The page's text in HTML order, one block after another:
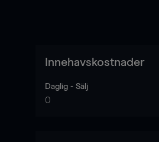
Innehavskostnader
Daglig - Sälj
0